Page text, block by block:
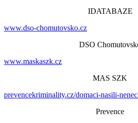
IDATABAZE
www.dso-chomutovsko.cz
DSO
www.maskaszk.cz
MAS SZK
prevencekriminality.cz/domaci-nasili-
Prevence